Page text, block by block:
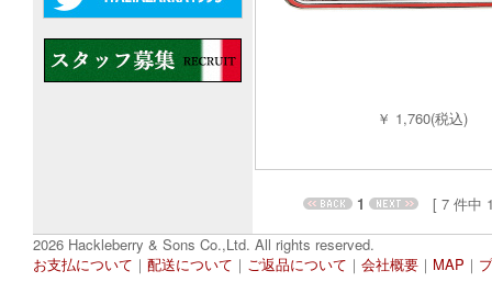
￥ 1,760(税込)
1
[ 7 件中
2026 Hackleberry & Sons Co.,Ltd. All rights reserved.
お支払について ｜ 配送について ｜ ご返品について ｜ 会社概要 ｜ MAP ｜